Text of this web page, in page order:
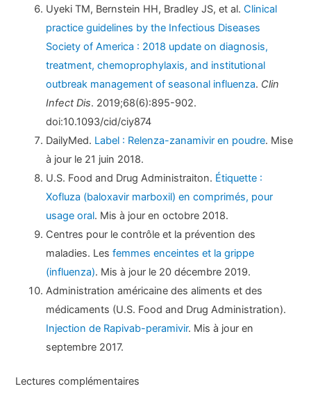
Uyeki TM, Bernstein HH, Bradley JS, et al.Clinical
practice guidelines by the Infectious Diseases
Society of America : 2018 update on diagnosis,
treatment, chemoprophylaxis, and institutional
outbreak management of seasonal influenza. Clin
Infect Dis. 2019;68(6):895-902.
doi:10.1093/cid/ciy874
DailyMed. Label : Relenza-zanamivir en poudre. Mise
à jour le 21 juin 2018.
U.S. Food and Drug Administraiton. Étiquette :
Xofluza (baloxavir marboxil) en comprimés, pour
usage oral. Mis à jour en octobre 2018.
Centres pour le contrôle et la prévention des
maladies. Lesfemmes enceintes et la grippe
(influenza). Mis à jour le 20 décembre 2019.
Administration américaine des aliments et des
médicaments (U.S. Food and Drug Administration).
Injection de Rapivab-peramivir. Mis à jour en
septembre 2017.
Lectures complémentaires